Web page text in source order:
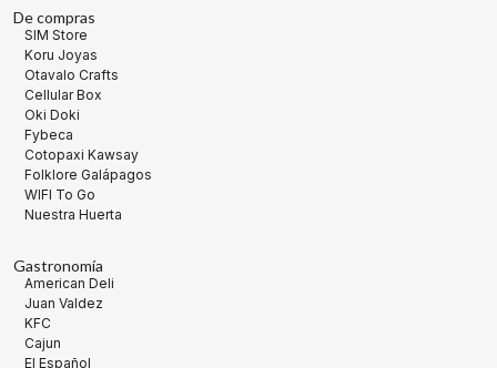
De compras
SIM Store
Koru Joyas
Otavalo Crafts
Cellular Box
Oki Doki
Fybeca
Cotopaxi Kawsay
Folklore Galápagos
WIFI To Go
Nuestra Huerta
Gastronomía
American Deli
Juan Valdez
KFC
Cajun
El Español